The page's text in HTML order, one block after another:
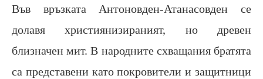
Във връзката Антоновден-Атанасовден се
долавя християнизираният, но древен
близначен мит. В народните схващания братята
са представени като покровители и защитници